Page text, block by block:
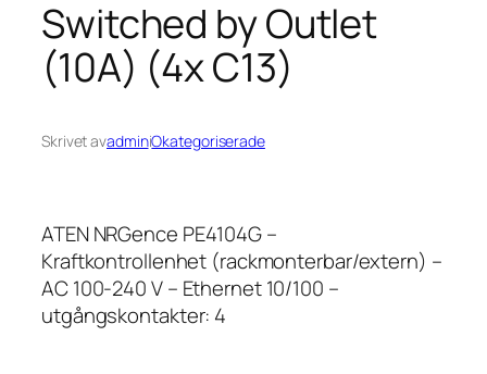
Switched by Outlet
(10A) (4x C13)
Skrivet avadminiOkategoriserade
ATEN NRGence PE4104G –
Kraftkontrollenhet (rackmonterbar/extern) –
AC 100-240 V – Ethernet 10/100 –
utgångskontakter: 4